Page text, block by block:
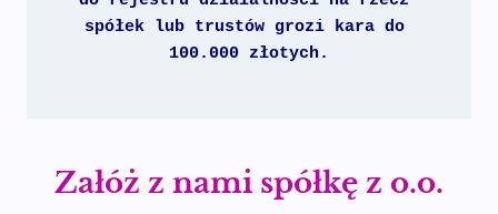
spółek lub trustów grozi kara do
100.000 złotych.
Załóż z nami spółkę z o.o.